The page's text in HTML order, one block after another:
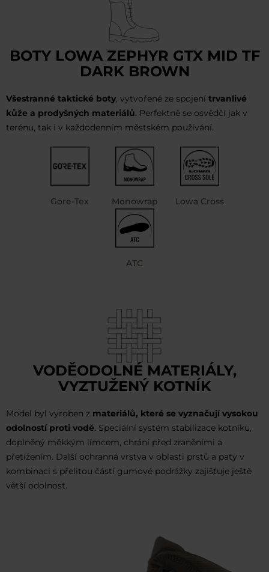
BOTY LOWA ZEPHYR GTX MID TF
DARK BROWN
Všestranné taktické boty, vytvořené ze spojení trvanlivé
kůže a prodyšných materiálů. Perfektně se osvědčí jak v
terénu, tak i v každodenním městském používání.
Gore-Tex Monowrap Lowa Cross
ATC
VODĚODOLNÉ MATERIÁLY,
VYZTUŽENÝ KOTNÍK
Model byl vyroben z materiálů, které se vyznačují vysokou
odolností proti vodě. Speciální systém stabilizace kotníku,
doplněný měkkým límcem, chrání před zraněními a
přetížením. Další ochranná vrstva v oblasti prstů a paty v
kombinaci s přelitou částí gumové podrážky zajišťuje ještě
větší odolnost.